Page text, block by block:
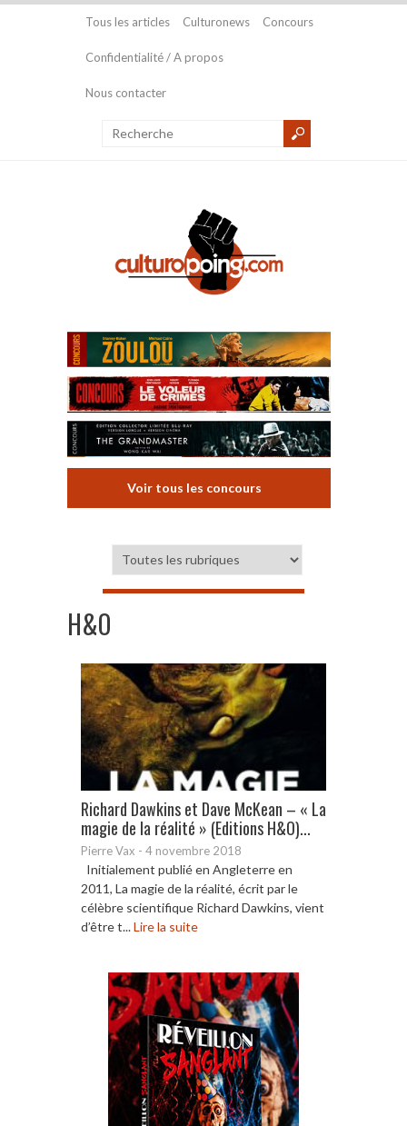
Tous les articles Culturonews Concours
Confidentialité / A propos
Nous contacter
Voir tous les concours
H&O
Richard Dawkins et Dave McKean – « La
magie de la réalité » (Editions H&O)...
Pierre Vax - 4 novembre 2018
Initialement publié en Angleterre en
2011, La magie de la réalité, écrit par le
célèbre scientifique Richard Dawkins, vient
d’être t...Lire la suite